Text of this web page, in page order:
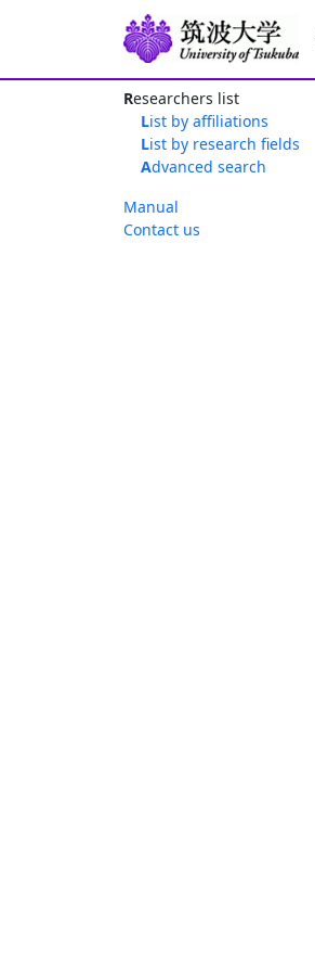
Researchers list
List by affiliations
List by research fields
Advanced search
Manual
Contact us